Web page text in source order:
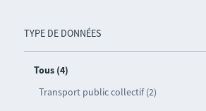
TYPE DE DONNÉES
Tous (4)
Transport public collectif (2)